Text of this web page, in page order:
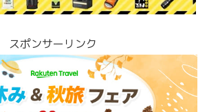
スポンサーリンク